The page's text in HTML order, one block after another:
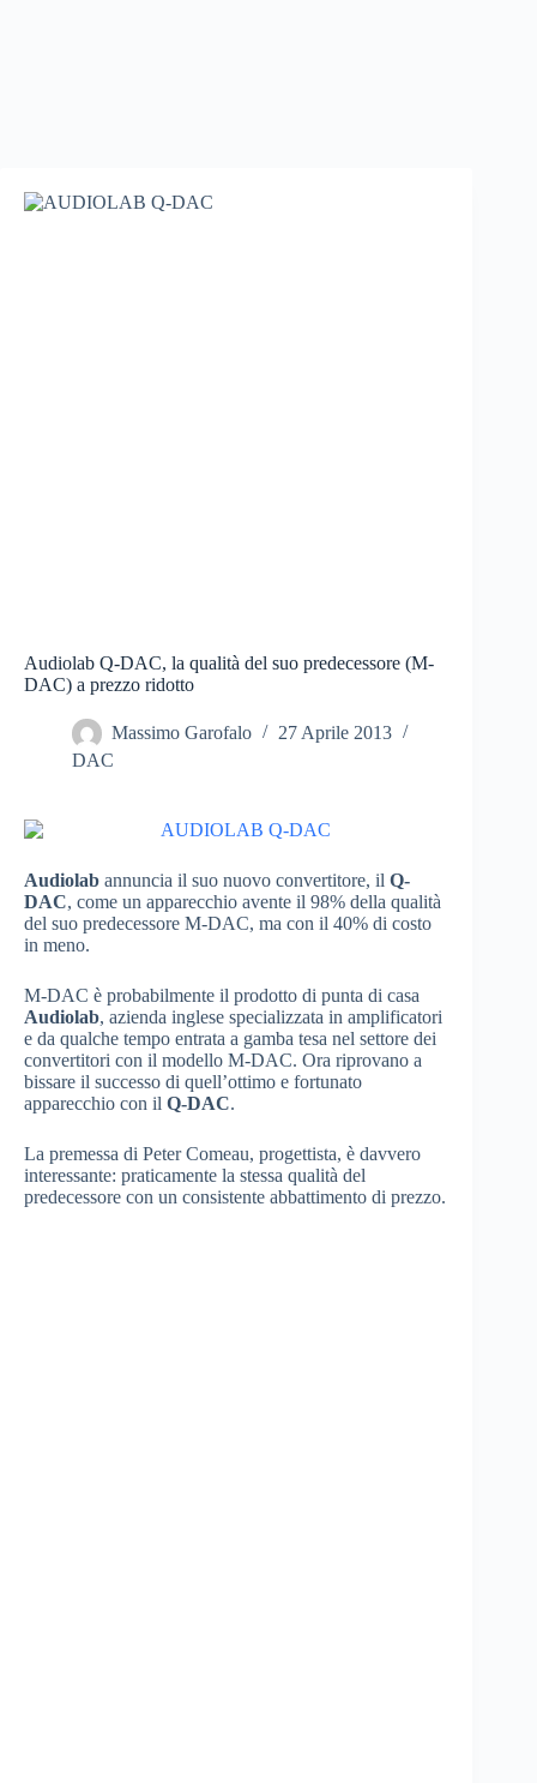
Audiolab Q-DAC, la qualità del suo predecessore (M-
DAC) a prezzo ridotto
Massimo Garofalo
27 Aprile 2013
DAC
Audiolab annuncia il suo nuovo convertitore, il Q-
DAC, come un apparecchio avente il 98% della qualità
del suo predecessore M-DAC, ma con il 40% di costo
in meno.
M-DAC è probabilmente il prodotto di punta di casa
Audiolab, azienda inglese specializzata in amplificatori
e da qualche tempo entrata a gamba tesa nel settore dei
convertitori con il modello M-DAC. Ora riprovano a
bissare il successo di quell’ottimo e fortunato
apparecchio con il Q-DAC.
La premessa di Peter Comeau, progettista, è davvero
interessante: praticamente la stessa qualità del
predecessore con un consistente abbattimento di prezzo.